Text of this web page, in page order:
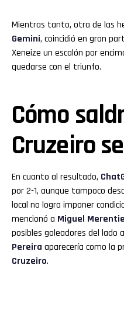
Mientras tanto, otra de las
Gemini, coincidió en gran
Xeneize un escalón por
quedarse con el triunfo.
Cómo
Cruzeiro
En cuanto al resultado,
por 2-1, aunque tampoco
local no logra imponer
mencionó a Miguel
posibles goleadores del lado
Pereira aparecería como la
Cruzeiro.